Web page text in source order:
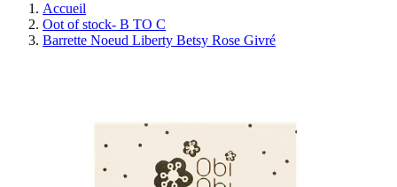
Accueil
Oot of stock- B TO C
Barrette Noeud Liberty Betsy Rose Givré